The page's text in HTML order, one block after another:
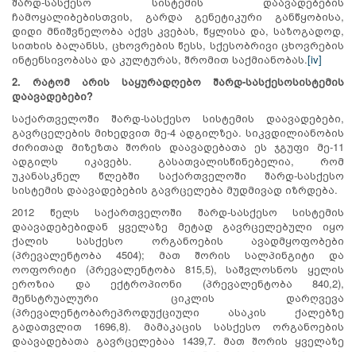
ჩამოყალიბებისთვის, გარდა გენეტიკური განწყობისა,
დიდი მნიშვნელობა აქვს კვებას, წყლისა და, საზოგადოდ,
სითხის ბალანსს, ცხოვრების წესს, სქესობრივი ცხოვრების
ინტენსივობასა და კულტურას, შრომით საქმიანობას.[iv]
2. რატომ არის საყურადღებო შარდ-სასქესოსისტემის
დაავადებები?
საქართველოში შარდ-სასქესო სისტემის დაავადებები,
გავრცელების მიხედვით მე-4 ადგილზეა. სიკვდილიანობის
ძირითად მიზეზთა შორის დაავადებათა ეს ჯგუფი მე-11
ადგილს იკავებს. გასათვალისწინებელია, რომ
უკანასკნელ წლებში საქართველოში შარდ-სასქესო
სისტემის დაავადებების გავრცელება მუდმივად იზრდება.
2012 წელს საქართველოში შარდ-სასქესო სისტემის
დაავადებებიდან ყველაზე მეტად გავრცელებული იყო
ქალის სასქესო ორგანოების ავადმყოფობები
(პრევალენტობა 4504); მათ შორის სალპინგიტი და
ოოფორიტი (პრევალენტობა 815,5), საშვლოსნოს ყელის
ეროზია და ექტროპიონი (პრევალენტობა 840,2),
მენსტრუალური ციკლის დარღვევა
(პრევალენტობარეპროდუქციული ასაკის ქალებზე
გადათვლით 1696,8). მამაკაცის სასქესო ორგანოების
დაავადებათა გავრცელებაა 1439,7. მათ შორის ყველაზე